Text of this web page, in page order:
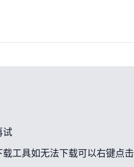
试
工具如无法下载可以右键点